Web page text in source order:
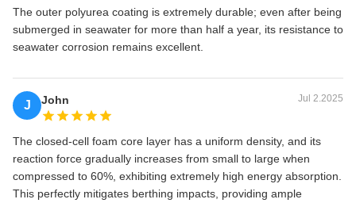
The outer polyurea coating is extremely durable; even after being
submerged in seawater for more than half a year, its resistance to
seawater corrosion remains excellent.
J John Jul 2.2025
The closed-cell foam core layer has a uniform density, and its
reaction force gradually increases from small to large when
compressed to 60%, exhibiting extremely high energy absorption.
This perfectly mitigates berthing impacts, providing ample